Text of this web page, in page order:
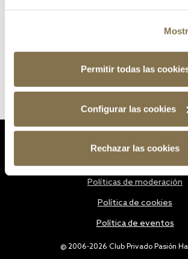
Permitir todas las
Configurar las cookies
Rechazar las cookies
@ 2006-2026 Club Privado Pasión
Políticas de moderación
Política de cookies
Política de eventos